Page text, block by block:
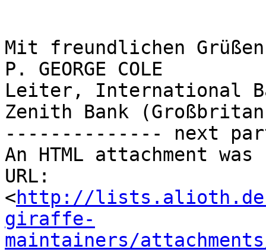
Mit freundlichen
P. GEORGE COLE
Leiter, International
Zenith Bank
-------------- next
An HTML attachment
URL:
<http://
giraffe-
maintainers/